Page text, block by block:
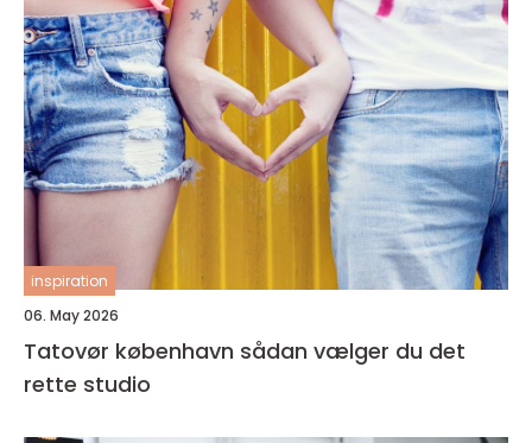
inspiration
06. May 2026
Tatovør københavn sådan vælger du det
rette studio